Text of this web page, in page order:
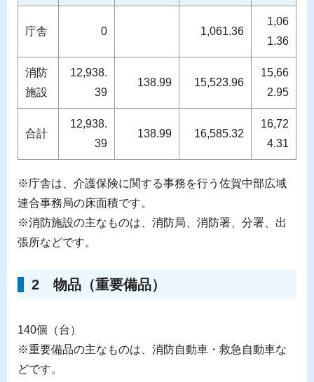
庁舎 0 1,061.36
1,06
1.36
消防
施設
12,938.
39
138.99 15,523.96
15,66
2.95
合計
12,938.
39
138.99 16,585.32
16,72
4.31
※庁舎は、介護保険に関する事務を行う佐賀中部広域
連合事務局の床面積です。
※消防施設の主なものは、消防局、消防署、分署、出
張所などです。
2 物品（重要備品）
140個（台）
※重要備品の主なものは、消防自動車・救急自動車な
どです。